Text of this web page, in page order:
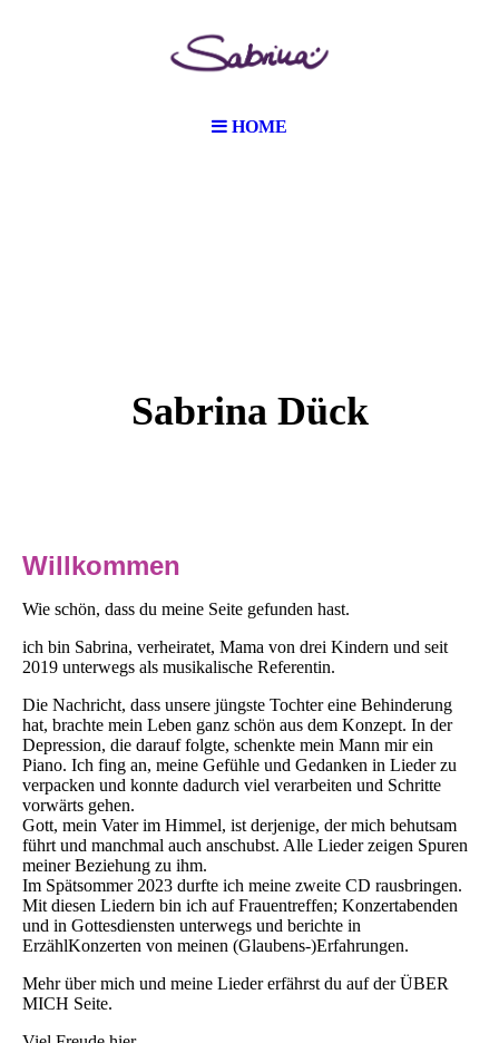
HOME
Sabrina Dück
Willkommen
Wie schön, dass du meine Seite gefunden hast.
ich bin Sabrina, verheiratet, Mama von drei Kindern und seit
2019 unterwegs als musikalische Referentin.
Die Nachricht, dass unsere jüngste Tochter eine Behinderung
hat, brachte mein Leben ganz schön aus dem Konzept. In der
Depression, die darauf folgte, schenkte mein Mann mir ein
Piano. Ich fing an, meine Gefühle und Gedanken in Lieder zu
verpacken und konnte dadurch viel verarbeiten und Schritte
vorwärts gehen.
Gott, mein Vater im Himmel, ist derjenige, der mich behutsam
führt und manchmal auch anschubst. Alle Lieder zeigen Spuren
meiner Beziehung zu ihm.
Im Spätsommer 2023 durfte ich meine zweite CD rausbringen.
Mit diesen Liedern bin ich auf Frauentreffen; Konzertabenden
und in Gottesdiensten unterwegs und berichte in
ErzählKonzerten von meinen (Glaubens-)Erfahrungen.
Mehr über mich und meine Lieder erfährst du auf der ÜBER
MICH Seite.